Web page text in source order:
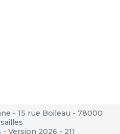
- 15 rue Boileau - 78000
- Version 2026 - 211